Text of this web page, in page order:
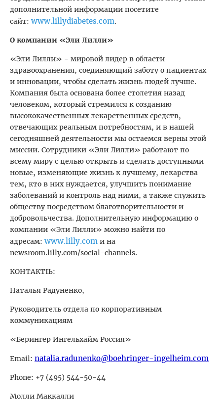
дополнительной информации посетите
сайт: www.lillydiabetes.com.
О компании «Эли Лилли»
«Эли Лилли» - мировой лидер в области
здравоохранения, соединяющий заботу о пациентах
и инновации, чтобы сделать жизнь людей лучше.
Компания была основана более столетия назад
человеком, который стремился к созданию
высококачественных лекарственных средств,
отвечающих реальным потребностям, и в нашей
сегодняшней деятельности мы остаемся верны этой
миссии. Сотрудники «Эли Лилли» работают по
всему миру с целью открыть и сделать доступными
новые, изменяющие жизнь к лучшему, лекарства
тем, кто в них нуждается, улучшить понимание
заболеваний и контроль над ними, а также служить
обществу посредством благотворительности и
добровольчества. Дополнительную информацию о
компании «Эли Лилли» можно найти по
адресам: www.lilly.com и на
newsroom.lilly.com/social-channels.
КОНТАКТЫ:
Наталья Радуненко,
Руководитель отдела по корпоративным
коммуникациям
«Берингер Ингельхайм Россия»
Email: natalia.radunenko@boehringer-ingelheim.com
Phone: +7 (495) 544-50-44
Молли Маккалли